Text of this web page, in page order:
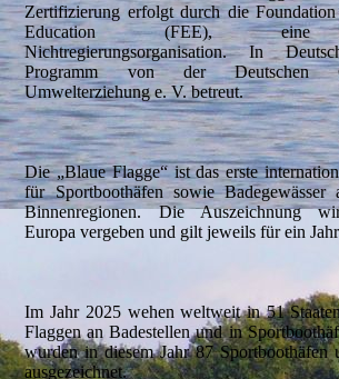
Zertifizierung erfolgt durch die
Education (FEE), eine
Nichtregierungsorganisation. In
Programm von der Deutschen
Umwelterziehung e. V. betreut.
Die „Blaue Flagge“ ist das erste
für Sportboothäfen sowie
Binnenregionen. Die Auszeichnung
Europa vergeben und gilt jeweils für ein
Im Jahr 2025 wehen weltweit in 51
Flaggen an Badestellen und in
wurden in diesem Jahr 87 Sportboothäfen
ausgezeichnet.